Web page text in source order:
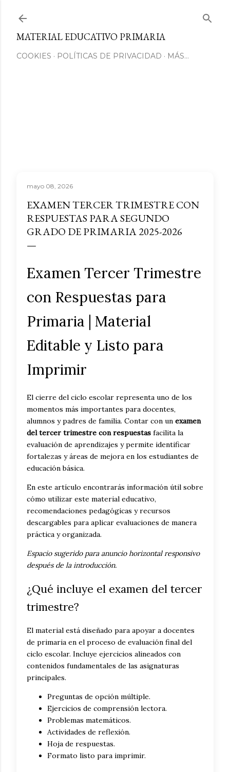
MATERIAL EDUCATIVO PRIMARIA
COOKIES POLÍTICAS DE PRIVACIDAD MÁS…
mayo 08, 2026
EXAMEN TERCER TRIMESTRE CON
RESPUESTAS PARA SEGUNDO
GRADO DE PRIMARIA 2025-2026
Examen Tercer Trimestre
con Respuestas para
Primaria | Material
Editable y Listo para
Imprimir
El cierre del ciclo escolar representa uno de los
momentos más importantes para docentes,
alumnos y padres de familia. Contar con un examen
del tercer trimestre con respuestas facilita la
evaluación de aprendizajes y permite identificar
fortalezas y áreas de mejora en los estudiantes de
educación básica.
En este artículo encontrarás información útil sobre
cómo utilizar este material educativo,
recomendaciones pedagógicas y recursos
descargables para aplicar evaluaciones de manera
práctica y organizada.
Espacio sugerido para anuncio horizontal responsivo
después de la introducción.
¿Qué incluye el examen del tercer
trimestre?
El material está diseñado para apoyar a docentes
de primaria en el proceso de evaluación final del
ciclo escolar. Incluye ejercicios alineados con
contenidos fundamentales de las asignaturas
principales.
Preguntas de opción múltiple.
Ejercicios de comprensión lectora.
Problemas matemáticos.
Actividades de reflexión.
Hoja de respuestas.
Formato listo para imprimir.